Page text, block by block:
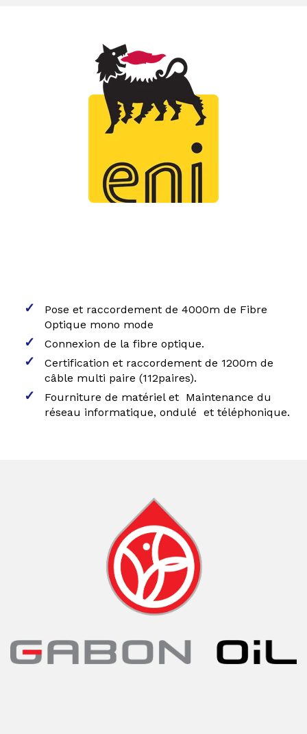
Pose et raccordement de 4000m de Fibre
Optique mono mode
Connexion de la fibre optique.
Certification et raccordement de 1200m de
câble multi paire (112paires).
Fourniture de matériel et Maintenance du
réseau informatique, ondulé et téléphonique.